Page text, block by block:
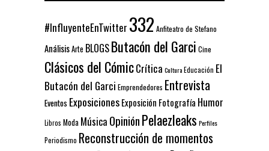
#InfluyenteEnTwitter 332 Anfiteatro de Stefano
AnálisisArte BLOGSButacón del Garci Cine
Clásicos del CómicCrítica CulturaEducación El
Butacón del Garci Emprendedores Entrevista
Eventos ExposicionesExposición Fotografía Humor
Libros Moda Música OpiniónPelaezleaks Perfiles
Periodismo Reconstrucción de momentos